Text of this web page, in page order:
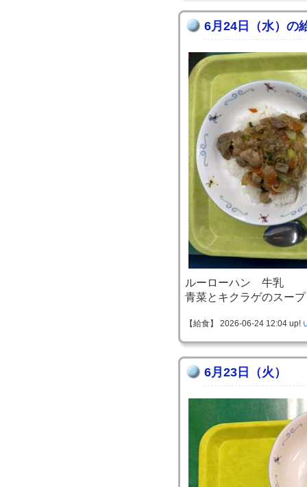
6月24日（水）の
ルーローハン 牛乳
青菜とキクラゲのスープ
【給食】 2026-06-24 12:04 up!
6月23日（火）